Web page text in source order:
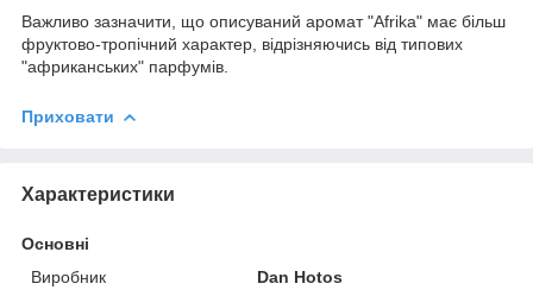
Важливо зазначити, що описуваний аромат "Afrika" має більш
фруктово-тропічний характер, відрізняючись від типових
"африканських" парфумів.
Приховати
Характеристики
Основні
Виробник
Dan Hotos